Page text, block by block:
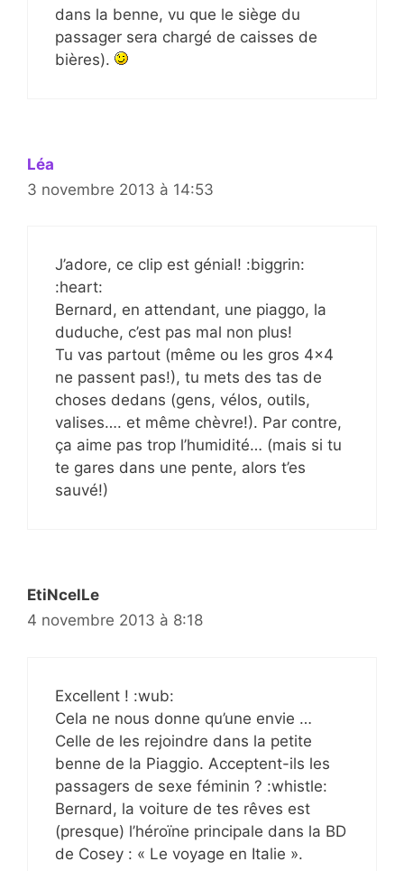
dans la benne, vu que le siège du
passager sera chargé de caisses de
bières).
Léa
3 novembre 2013 à 14:53
J’adore, ce clip est génial! :biggrin:
:heart:
Bernard, en attendant, une piaggo, la
duduche, c’est pas mal non plus!
Tu vas partout (même ou les gros 4×4
ne passent pas!), tu mets des tas de
choses dedans (gens, vélos, outils,
valises…. et même chèvre!). Par contre,
ça aime pas trop l’humidité… (mais si tu
te gares dans une pente, alors t’es
sauvé!)
EtiNcelLe
4 novembre 2013 à 8:18
Excellent ! :wub:
Cela ne nous donne qu’une envie …
Celle de les rejoindre dans la petite
benne de la Piaggio. Acceptent-ils les
passagers de sexe féminin ? :whistle:
Bernard, la voiture de tes rêves est
(presque) l’héroïne principale dans la BD
de Cosey : « Le voyage en Italie ».